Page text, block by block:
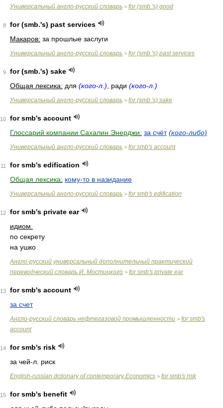
Универсальный англо-русский словарь > for (smb.'s) good
8
for (smb.'s) past services
Макаров: за прошлые заслуги
Универсальный англо-русский словарь > for (smb.'s) past services
9
for (smb.'s) sake
Общая лексика: для (кого-л.) , ради (кого-л.)
Универсальный англо-русский словарь > for (smb.'s) sake
10
for smb's account
Глоссарий компании Сахалин Энерджи: за счёт (кого-либо)
Универсальный англо-русский словарь > for smb's account
11
for smb's edification
Общая лексика: кому-то в назидание
Универсальный англо-русский словарь > for smb's edification
12
for smb's private ear
идиом.
по секрету
на ушко
Англо-русский универсальный дополнительный практический
переводческий словарь И. Мостицкого > for smb's private ear
13
for smb's account
за счет
Англо-русский словарь нефтегазовой промышленности > for smb's
account
14
for smb's risk
за чей-л. риск
English-russian dctionary of contemporary Economics > for smb's risk
15
for smb's benefit